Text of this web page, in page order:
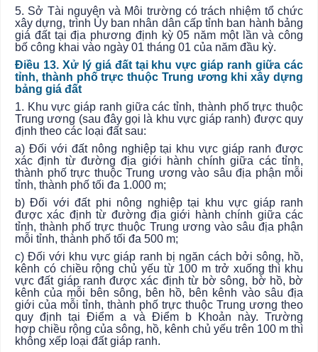
5. Sở Tài nguyên và Môi trường có trách nhiệm tổ chức
xây dựng, trình Ủy ban nhân dân cấp tỉnh ban hành bảng
giá đất tại địa phương định kỳ 05 năm một lần và công
bố công khai vào ngày 01 tháng 01 của năm đầu kỳ.
Điều 13. Xử lý giá đất tại khu vực giáp ranh giữa các
tỉnh, thành phố trực thuộc Trung ương khi xây dựng
bảng giá đất
1. Khu vực giáp ranh giữa các tỉnh, thành phố trực thuộc
Trung ương (sau đây gọi là khu vực giáp ranh) được quy
định theo các loại đất sau:
a) Đối với đất nông nghiệp tại khu vực giáp ranh được
xác định từ đường địa giới hành chính giữa các tỉnh,
thành phố trực thuộc Trung ương vào sâu địa phận mỗi
tỉnh, thành phố tối đa 1.000 m;
b) Đối với đất phi nông nghiệp tại khu vực giáp ranh
được xác định từ đường địa giới hành chính giữa các
tỉnh, thành phố trực thuộc Trung ương vào sâu địa phận
mỗi tỉnh, thành phố tối đa 500 m;
c) Đối với khu vực giáp ranh bị ngăn cách bởi sông, hồ,
kênh có chiều rộng chủ yếu từ 100 m trở xuống thì khu
vực đất giáp ranh được xác định từ bờ sông, bờ hồ, bờ
kênh của mỗi bên sông, bên hồ, bên kênh vào sâu địa
giới của mỗi tỉnh, thành phố trực thuộc Trung ương theo
quy định tại Điểm a và Điểm b Khoản này. Trường
hợp chiều rộng của sông, hồ, kênh chủ yếu trên 100 m thì
không xếp loại đất giáp ranh.